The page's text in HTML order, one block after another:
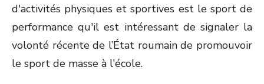
d'activités physiques et sportives est le sport de
performance qu'il est intéressant de signaler la
volonté récente de l’État roumain de promouvoir
le sport de masse à l'école.